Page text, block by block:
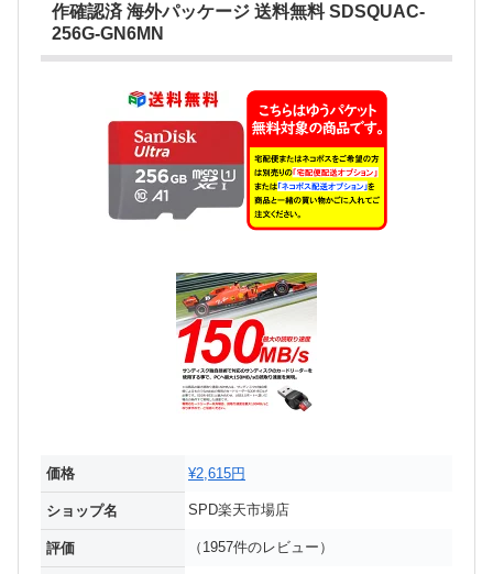
作確認済 海外パッケージ 送料無料 SDSQUAC-
256G-GN6MN
価格 ¥2,615円
ショップ名 SPD楽天市場店
評価 （1957件のレビュー）